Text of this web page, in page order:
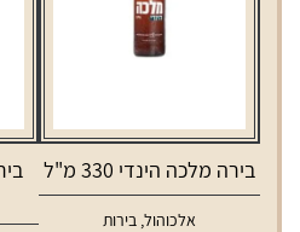
בירה מלכה הינדי 330 מ"ל
אלכוהול,בירות